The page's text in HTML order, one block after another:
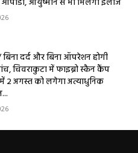
दर्द और बिना ऑपरेशन होगी
चिवराकुटा में फाइब्रो स्कैन कैंप
2 अगस्त को लगेगा अत्याधुनिक